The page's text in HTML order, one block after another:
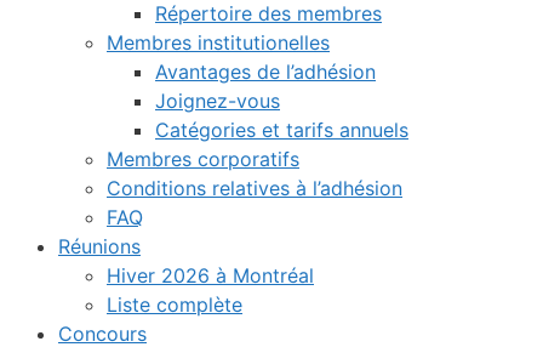
Répertoire des membres
Membres institutionelles
Avantages de l’adhésion
Joignez-vous
Catégories et tarifs annuels
Membres corporatifs
Conditions relatives à l’adhésion
FAQ
Réunions
Hiver 2026 à Montréal
Liste complète
Concours